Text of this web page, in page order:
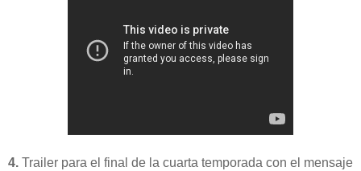
4. Trailer para el final de la cuarta temporada con el mensaje